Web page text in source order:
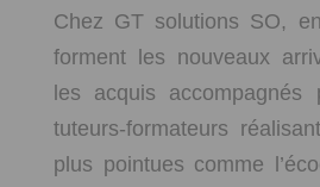
Chez GT solutions SO,
forment les nouveaux
les acquis accompagnés
tuteurs-formateurs
plus pointues comme